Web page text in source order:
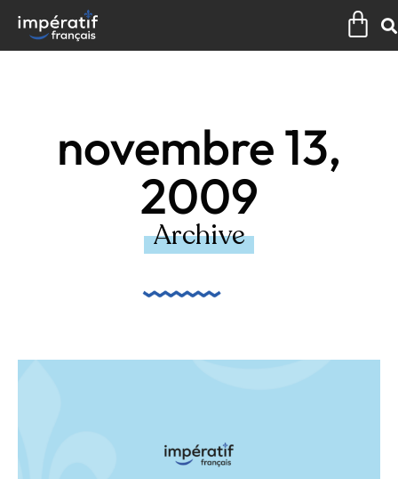
contenu
novembre 13,
2009
Archive